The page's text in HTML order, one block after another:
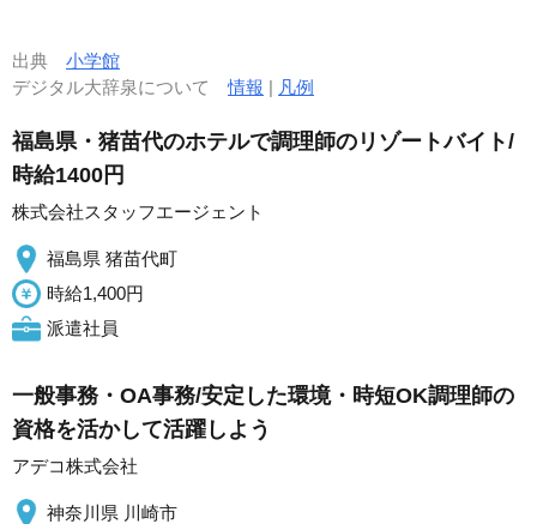
出典 小学館
デジタル大辞泉について情報 | 凡例
福島県・猪苗代のホテルで調理師のリゾートバイト/
時給1400円
株式会社スタッフエージェント
福島県 猪苗代町
時給1,400円
派遣社員
一般事務・OA事務/安定した環境・時短OK調理師の
資格を活かして活躍しよう
アデコ株式会社
神奈川県 川崎市